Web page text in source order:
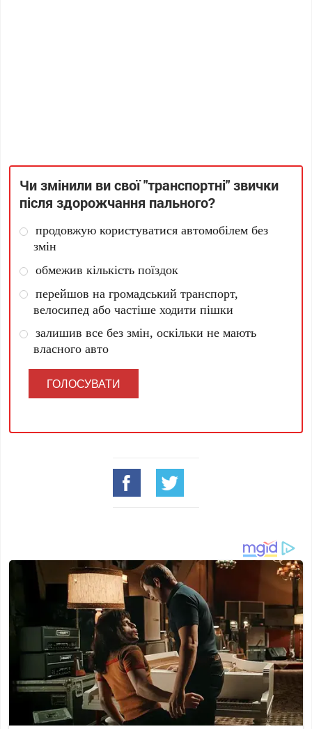
Чи змінили ви свої "транспортні" звички
після здорожчання пального?
продовжую користуватися автомобілем без
змін
обмежив кількість поїздок
перейшов на громадський транспорт,
велосипед або частіше ходити пішки
залишив все без змін, оскільки не мають
власного авто